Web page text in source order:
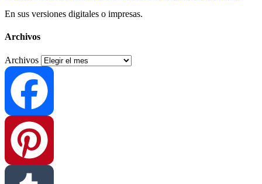
En sus versiones digitales o impresas.
Archivos
Archivos
Facebook